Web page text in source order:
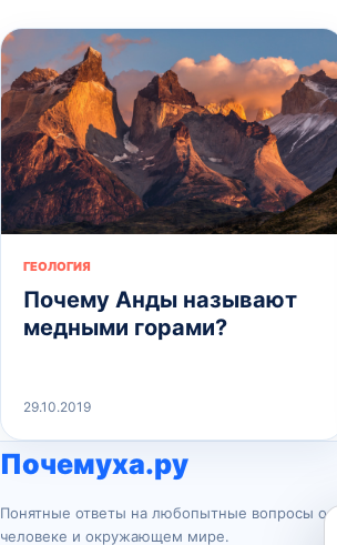
ГЕОЛОГИЯ
Почему Анды называют
медными горами?
29.10.2019
Почемуха.ру
Понятные ответы на любопытные вопросы о
человеке и окружающем мире.